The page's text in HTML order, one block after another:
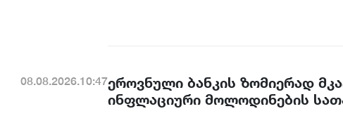
08.08.2026.10:47ეროვნული ბანკის ზომიერად
ინფლაციური მოლოდინების